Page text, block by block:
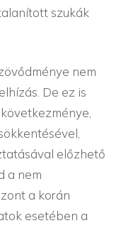
szukák
nem
De ez is
előzhető
a nem
a korán
esetében a